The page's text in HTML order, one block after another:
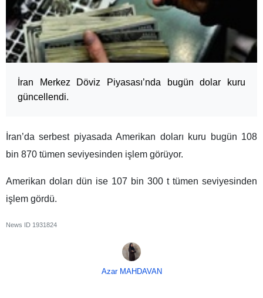
İran Merkez Döviz Piyasası’nda bugün dolar kuru
güncellendi.
İran’da serbest piyasada Amerikan doları kuru bugün 108
bin 870 tümen seviyesinden işlem görüyor.
Amerikan doları dün ise 107 bin 300 t tümen seviyesinden
işlem gördü.
News ID 1931824
Azar MAHDAVAN